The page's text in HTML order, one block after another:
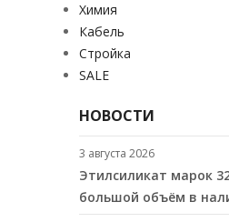
Химия
Кабель
Стройка
SALE
НОВОСТИ
3 августа 2026
Этилсиликат марок
большой объём в